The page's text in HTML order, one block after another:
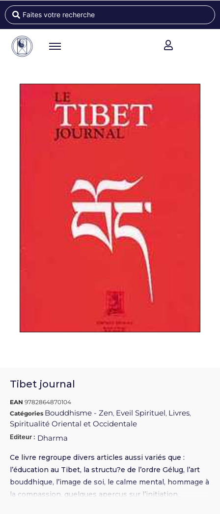
Tibet journal
EAN 9782864870104
Catégories Bouddhisme - Zen, Eveil Spirituel, Livres,
Spiritualité Oriental et Occidentale
Editeur : Dharma
Ce livre regroupe divers articles aussi variés que :
l’éducation au Tibet, la structu?e de l’ordre Gélug, l’art
bouddhique, l’image de soi, le calme mental, hommage à
la compassion, quelques aperçus sur l’initiation,